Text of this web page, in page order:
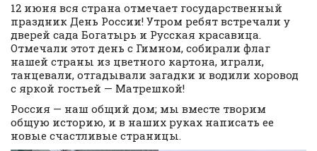
12 июня вся страна отмечает государственный
праздник День России! Утром ребят встречали у
дверей сада Богатырь и Русская красавица.
Отмечали этот день с Гимном, собирали флаг
нашей страны из цветного картона, играли,
танцевали, отгадывали загадки и водили хоровод
с яркой гостьей — Матрешкой!
Россия — наш общий дом; мы вместе творим
общую историю, и в наших руках написать ее
новые счастливые страницы.